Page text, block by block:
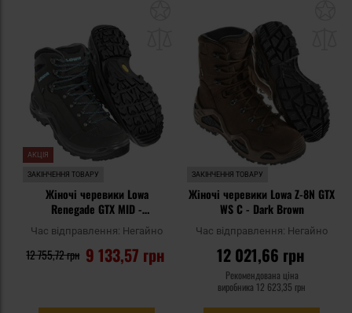
списку
АКЦІЯ
ЗАКІНЧЕННЯ ТОВАРУ
Жіночі черевики Lowa
Renegade GTX MID -
Asphalt/Turquoise
Час відправлення: Негайно
9 133,57 грн
12 755,72 грн
ЗАКІНЧЕННЯ ТОВАРУ
Жіночі черевики Lowa Z-8N GTX
WS C - Dark Brown
Час відправлення: Негайно
12 021,66 грн
Рекомендована ціна
виробника 12 623,35 грн